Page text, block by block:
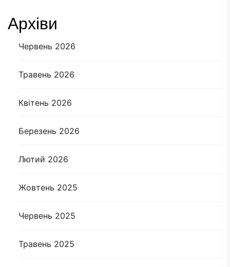
Архіви
Червень 2026
Травень 2026
Квітень 2026
Березень 2026
Лютий 2026
Жовтень 2025
Червень 2025
Травень 2025